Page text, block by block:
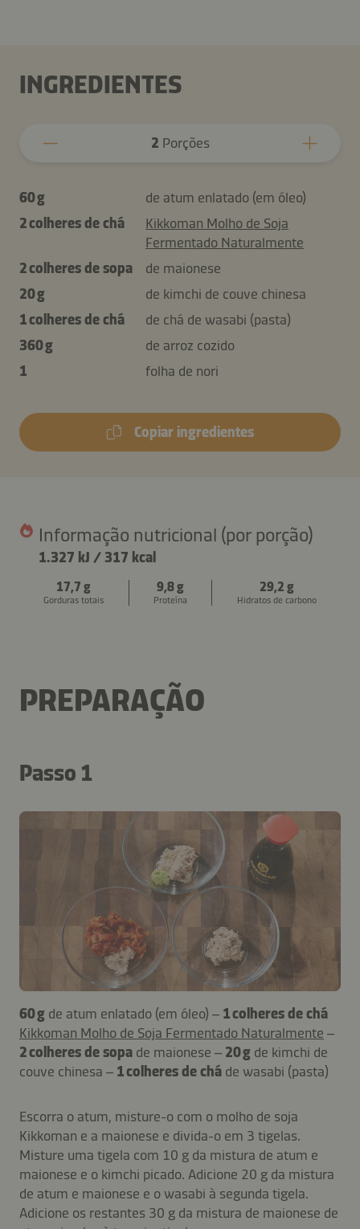
INGREDIENTES
2 Porções
60 g
de atum enlatado (em óleo)
2 colheres de chá
Kikkoman Molho de Soja
Fermentado Naturalmente
2 colheres de sopa
de maionese
20 g
de kimchi de couve chinesa
1 colheres de chá
de chá de wasabi (pasta)
360 g
de arroz cozido
1
folha de nori
Copiar ingredientes
Informação nutricional (por porção)
1.327 kJ / 317 kcal
17,7 g
Gorduras totais
9,8 g
Proteína
29,2 g
Hidratos de carbono
PREPARAÇÃO
Passo 1
60 g de atum enlatado (em óleo) – 1 colheres de chá
Kikkoman Molho de Soja Fermentado Naturalmente –
2 colheres de sopa de maionese – 20 g de kimchi de
couve chinesa – 1 colheres de chá de wasabi (pasta)
Escorra o atum, misture-o com o molho de soja
Kikkoman e a maionese e divida-o em 3 tigelas.
Misture uma tigela com 10 g da mistura de atum e
maionese e o kimchi picado. Adicione 20 g da mistura
de atum e maionese e o wasabi à segunda tigela.
Adicione os restantes 30 g da mistura de maionese de